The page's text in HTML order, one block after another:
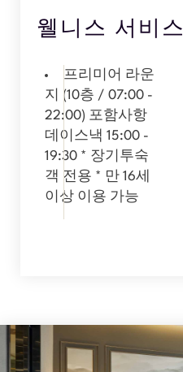
웰니스 서비스
프리미어 라운
지 (10층 / 07:00 -
22:00) 포함사항
데이스낵 15:00 -
19:30 * 장기투숙
객 전용 * 만 16세
이상 이용 가능